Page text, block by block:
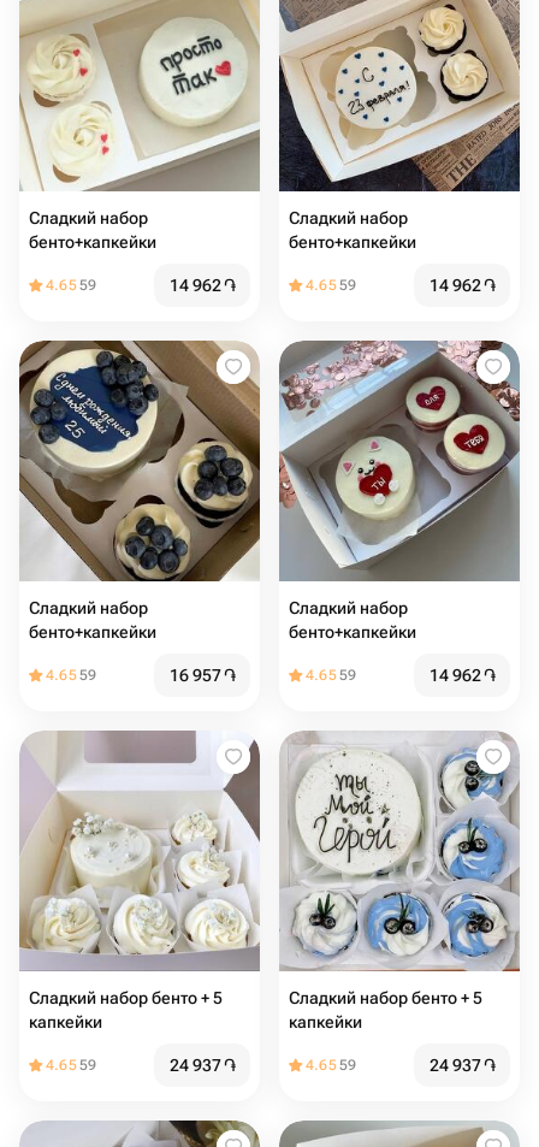
Сладкий набор
бенто+капкейки
4.6559 14 962֏
Сладкий набор
бенто+капкейки
4.6559 14 962֏
Сладкий набор
бенто+капкейки
4.6559 16 957֏
Сладкий набор
бенто+капкейки
4.6559 14 962֏
Сладкий набор бенто + 5
капкейки
4.6559 24 937֏
Сладкий набор бенто + 5
капкейки
4.6559 24 937֏